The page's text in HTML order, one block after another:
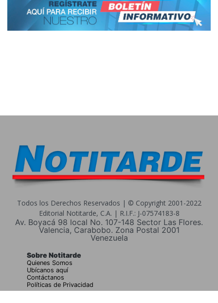
Todos los Derechos Reservados | © Copyright 2001-2022
Editorial Notitarde, C.A. | R.I.F.: J-07574183-8
Av. Boyacá 98 local No. 107-148 Sector Las Flores.
Valencia, Carabobo. Zona Postal 2001
Venezuela
Sobre Notitarde
Quienes Somos
Ubícanos aquí
Contáctanos
Políticas de Privacidad